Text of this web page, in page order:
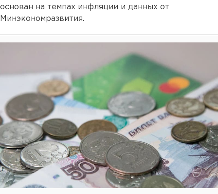
основан на темпах инфляции и данных от
Минэкономразвития.